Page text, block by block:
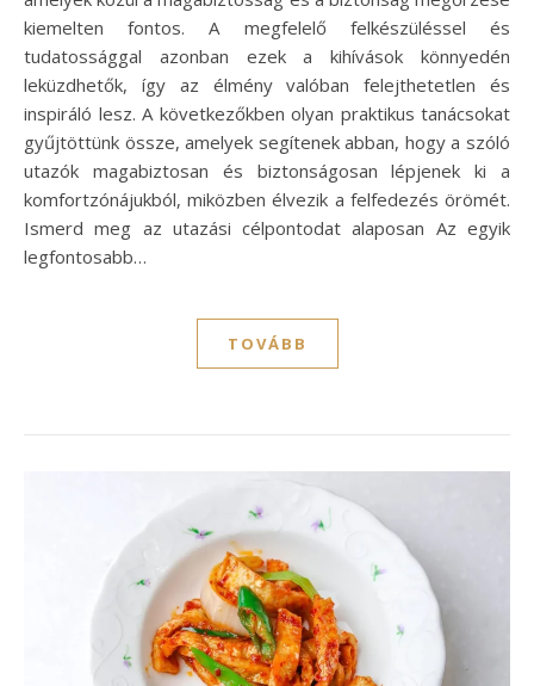
kiemelten fontos. A megfelelő felkészüléssel és
tudatossággal azonban ezek a kihívások könnyedén
leküzdhetők, így az élmény valóban felejthetetlen és
inspiráló lesz. A következőkben olyan praktikus tanácsokat
gyűjtöttünk össze, amelyek segítenek abban, hogy a szóló
utazók magabiztosan és biztonságosan lépjenek ki a
komfortzónájukból, miközben élvezik a felfedezés örömét.
Ismerd meg az utazási célpontodat alaposan Az egyik
legfontosabb…
TOVÁBB